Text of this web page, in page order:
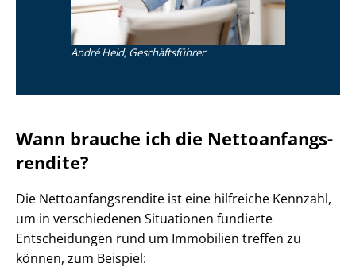
André Heid, Geschäftsführer
Wann brauche ich die Net­to­an­fangs­
ren­di­te?
Die Net­to­an­fangs­ren­di­te ist eine hilfreiche Kennzahl,
um in verschiedenen Situationen fundierte
Entscheidungen rund um Immobilien treffen zu
können, zum Beispiel: